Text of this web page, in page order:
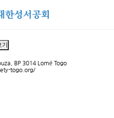
BP 3014 Lomé Togo
togo.org/